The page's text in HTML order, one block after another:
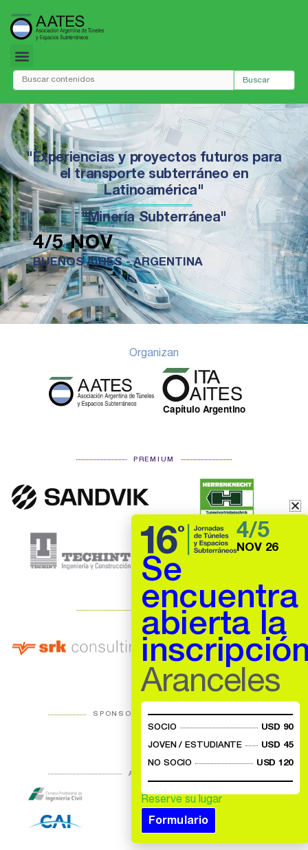
contenido
Buscar
"Experiencias y proyectos futuros para
el transporte subterráneo en
Latinoamérica"
"Minería Subterránea"
4/5 NOV
BUENOS AIRES - ARGENTINA
Organizan
PREMIUM
ORO
SPONSOR INSTITUCIONAL
AUSPICIAN
4/5
NOV 26
Se
encuentra
abierta la
Aranceles
SOCIO
USD 90
JOVEN / ESTUDIANTE
USD 45
NO SOCIO
USD 120
Reserve su lugar
Formulario